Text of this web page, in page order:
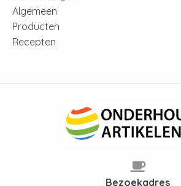
Algemeen
Producten
Recepten
Bezoekadres